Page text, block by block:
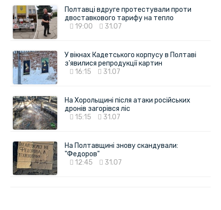
Полтавці вдруге протестували проти
двоставкового тарифу на тепло
19:00
31.07
У вікнах Кадетського корпусу в Полтаві
з'явилися репродукції картин
16:15
31.07
На Хорольщині після атаки російських
дронів загорівся ліс
15:15
31.07
На Полтавщині знову скандували:
"Федоров"
12:45
31.07